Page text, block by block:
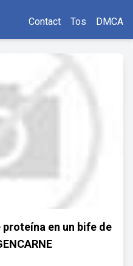
Contact Tos DMCA
en un bife de